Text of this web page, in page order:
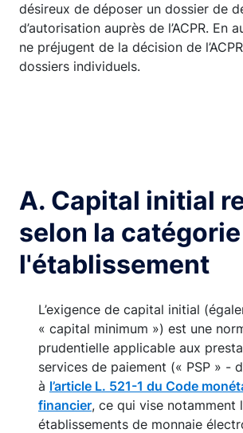
désireux de déposer un dossier de
d’autorisation auprès de l’ACPR. En
ne préjugent de la décision de
dossiers individuels.
A. Capital initial
selon la
l'établissement
L’exigence de capital initial
« capital minimum ») est une
prudentielle applicable aux
services de paiement (« PSP » -
à l’article L. 521-1 du Code
financier, ce qui vise notamment
établissements de monnaie